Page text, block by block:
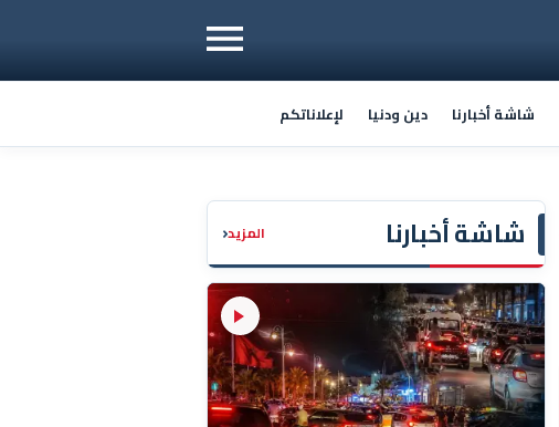
شاشة أخبارنا دين ودنيا لإعلاناتكم
شاشة أخبارنا المزيد‹